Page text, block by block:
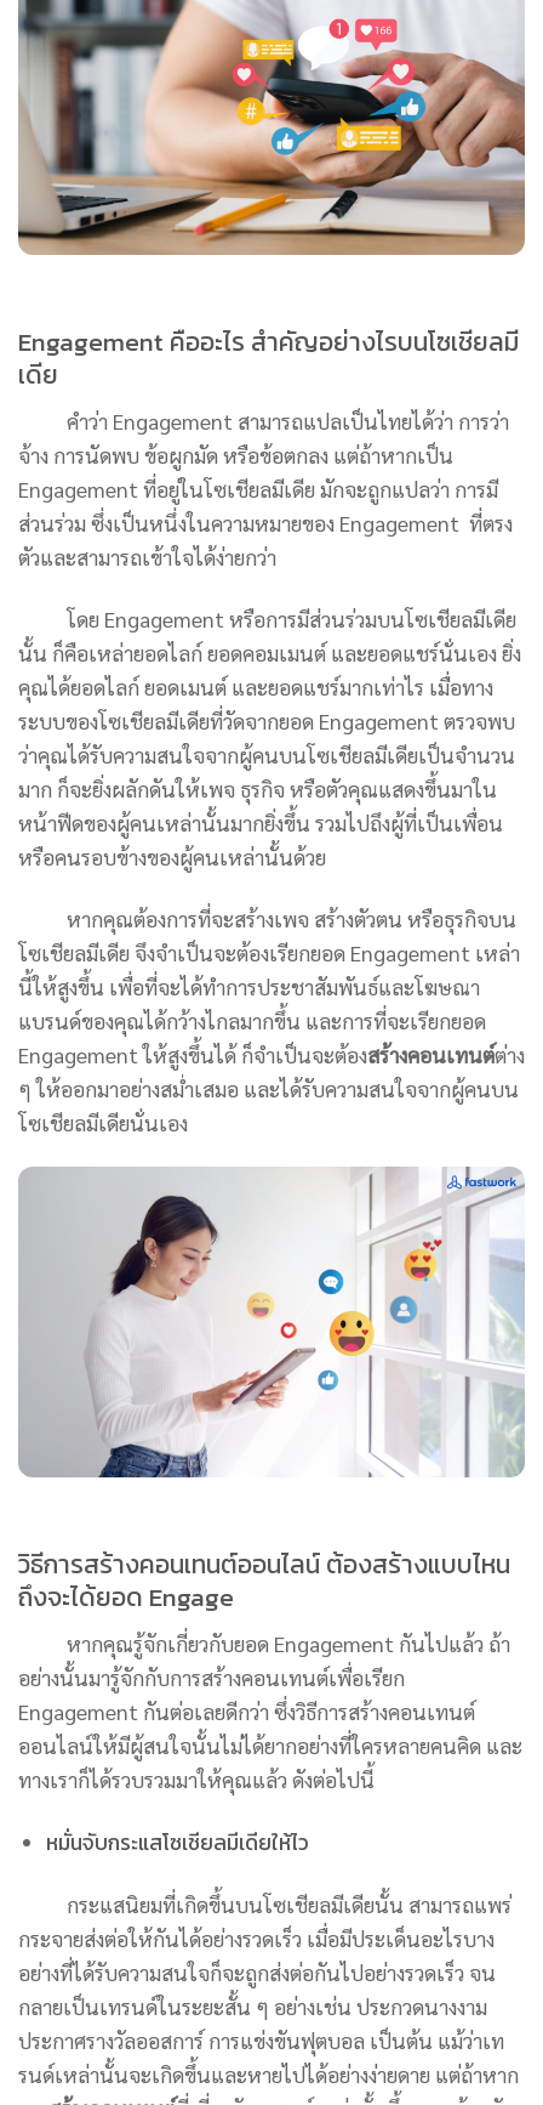
Engagement คืออะไร สำคัญอย่างไรบนโซเชียลมี
เดีย
คำว่า Engagement สามารถแปลเป็นไทยได้ว่า การว่า
จ้าง การนัดพบ ข้อผูกมัด หรือข้อตกลง แต่ถ้าหากเป็น
Engagement ที่อยู่ในโซเชียลมีเดีย มักจะถูกแปลว่า การมี
ส่วนร่วม ซึ่งเป็นหนึ่งในความหมายของ Engagement ที่ตรง
ตัวและสามารถเข้าใจได้ง่ายกว่า
โดย Engagement หรือการมีส่วนร่วมบนโซเชียลมีเดีย
นั้น ก็คือเหล่ายอดไลก์ ยอดคอมเมนต์ และยอดแชร์นั่นเอง ยิ่ง
คุณได้ยอดไลก์ ยอดเมนต์ และยอดแชร์มากเท่าไร เมื่อทาง
ระบบของโซเชียลมีเดียที่วัดจากยอด Engagement ตรวจพบ
ว่าคุณได้รับความสนใจจากผู้คนบนโซเชียลมีเดียเป็นจำนวน
มาก ก็จะยิ่งผลักดันให้เพจ ธุรกิจ หรือตัวคุณแสดงขึ้นมาใน
หน้าฟีดของผู้คนเหล่านั้นมากยิ่งขึ้น รวมไปถึงผู้ที่เป็นเพื่อน
หรือคนรอบข้างของผู้คนเหล่านั้นด้วย
หากคุณต้องการที่จะสร้างเพจ สร้างตัวตน หรือธุรกิจบน
โซเชียลมีเดีย จึงจำเป็นจะต้องเรียกยอด Engagement เหล่า
นี้ให้สูงขึ้น เพื่อที่จะได้ทำการประชาสัมพันธ์และโฆษณา
แบรนด์ของคุณได้กว้างไกลมากขึ้น และการที่จะเรียกยอด
Engagement ให้สูงขึ้นได้ ก็จำเป็นจะต้องสร้างคอนเทนต์ต่าง
ๆ ให้ออกมาอย่างสม่ำเสมอ และได้รับความสนใจจากผู้คนบน
โซเชียลมีเดียนั่นเอง
วิธีการสร้างคอนเทนต์ออนไลน์ ต้องสร้างแบบไหน
ถึงจะได้ยอด Engage
หากคุณรู้จักเกี่ยวกับยอด Engagement กันไปแล้ว ถ้า
อย่างนั้นมารู้จักกับการสร้างคอนเทนต์เพื่อเรียก
Engagement กันต่อเลยดีกว่า ซึ่งวิธีการสร้างคอนเทนต์
ออนไลน์ให้มีผู้สนใจนั้นไม่ได้ยากอย่างที่ใครหลายคนคิด และ
ทางเราก็ได้รวบรวมมาให้คุณแล้ว ดังต่อไปนี้
หมั่นจับกระแสโซเชียลมีเดียให้ไว
กระแสนิยมที่เกิดขึ้นบนโซเชียลมีเดียนั้น สามารถแพร่
กระจายส่งต่อให้กันได้อย่างรวดเร็ว เมื่อมีประเด็นอะไรบาง
อย่างที่ได้รับความสนใจก็จะถูกส่งต่อกันไปอย่างรวดเร็ว จน
กลายเป็นเทรนด์ในระยะสั้น ๆ อย่างเช่น ประกวดนางงาม
ประกาศรางวัลออสการ์ การแข่งขันฟุตบอล เป็นต้น แม้ว่าเท
รนด์เหล่านั้นจะเกิดขึ้นและหายไปได้อย่างง่ายดาย แต่ถ้าหาก